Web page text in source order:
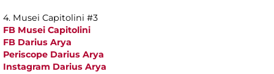
4. Musei Capitolini #3
FB Musei Capitolini
FB Darius Arya
Periscope Darius Arya
Instagram Darius Arya